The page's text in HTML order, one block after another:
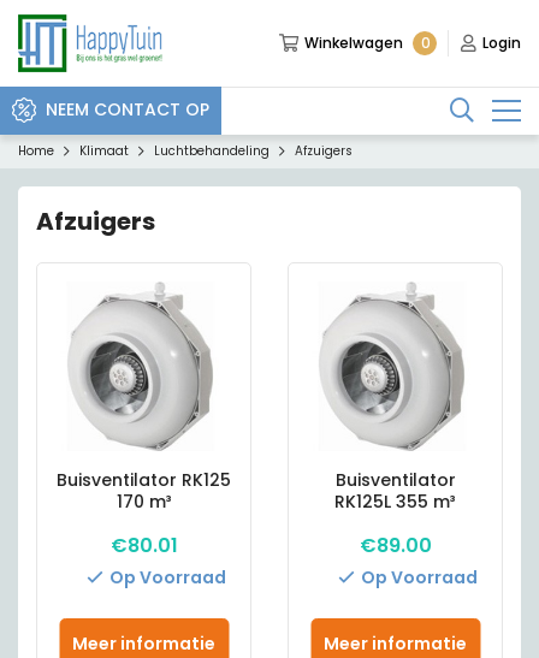
Winkelwagen 0 Login
NEEM CONTACT OP
Home Klimaat Luchtbehandeling Afzuigers
Afzuigers
Buisventilator RK125
170 m³
€80.01
Meer informatie
Op Voorraad
Buisventilator
RK125L 355 m³
€89.00
Meer informatie
Op Voorraad